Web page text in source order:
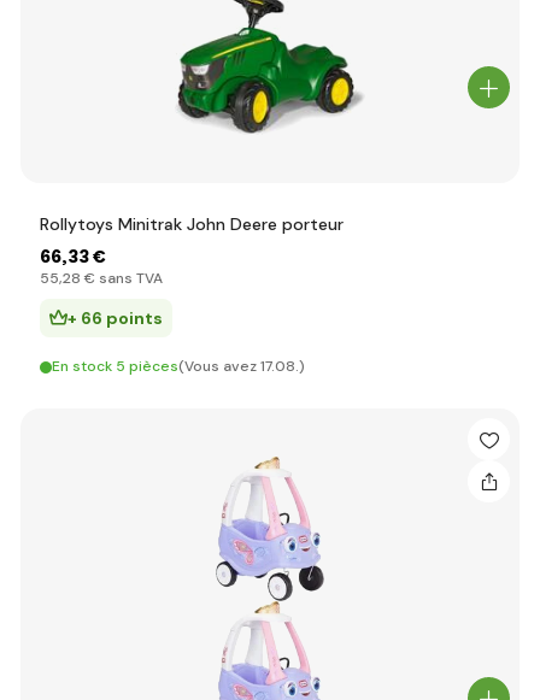
Rollytoys Minitrak John Deere porteur
66,33 €
55,28 € sans TVA
+ 66 points
En stock 5 pièces(Vous avez 17.08.)